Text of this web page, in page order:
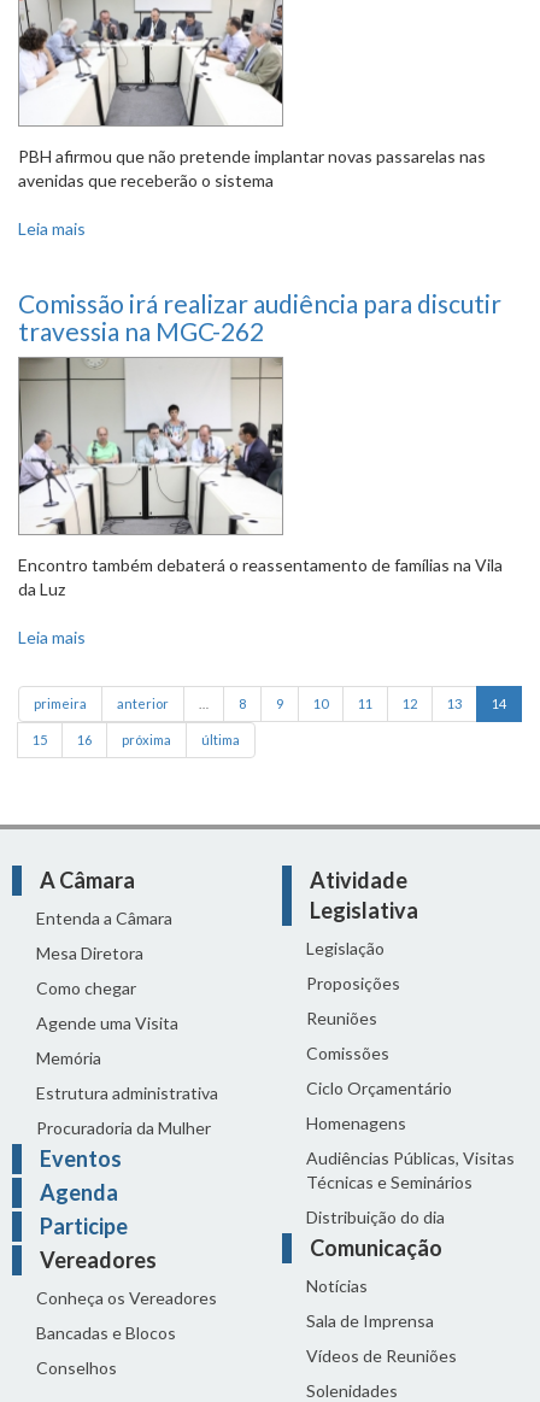
PBH afirmou que não pretende implantar novas passarelas nas
avenidas que receberão o sistema
Leia mais
Comissão irá realizar audiência para discutir
travessia na MGC-262
Encontro também debaterá o reassentamento de famílias na Vila
da Luz
Leia mais
primeira anterior 8 9 10 11 12 13 14
15 16 próxima última
A Câmara
Entenda a Câmara
Mesa Diretora
Como chegar
Agende uma Visita
Memória
Estrutura administrativa
Procuradoria da Mulher
Eventos
Agenda
Participe
Vereadores
Conheça os Vereadores
Bancadas e Blocos
Conselhos
Atividade
Legislativa
Legislação
Proposições
Reuniões
Comissões
Ciclo Orçamentário
Homenagens
Audiências Públicas, Visitas
Técnicas e Seminários
Distribuição do dia
Comunicação
Notícias
Sala de Imprensa
Vídeos de Reuniões
Solenidades